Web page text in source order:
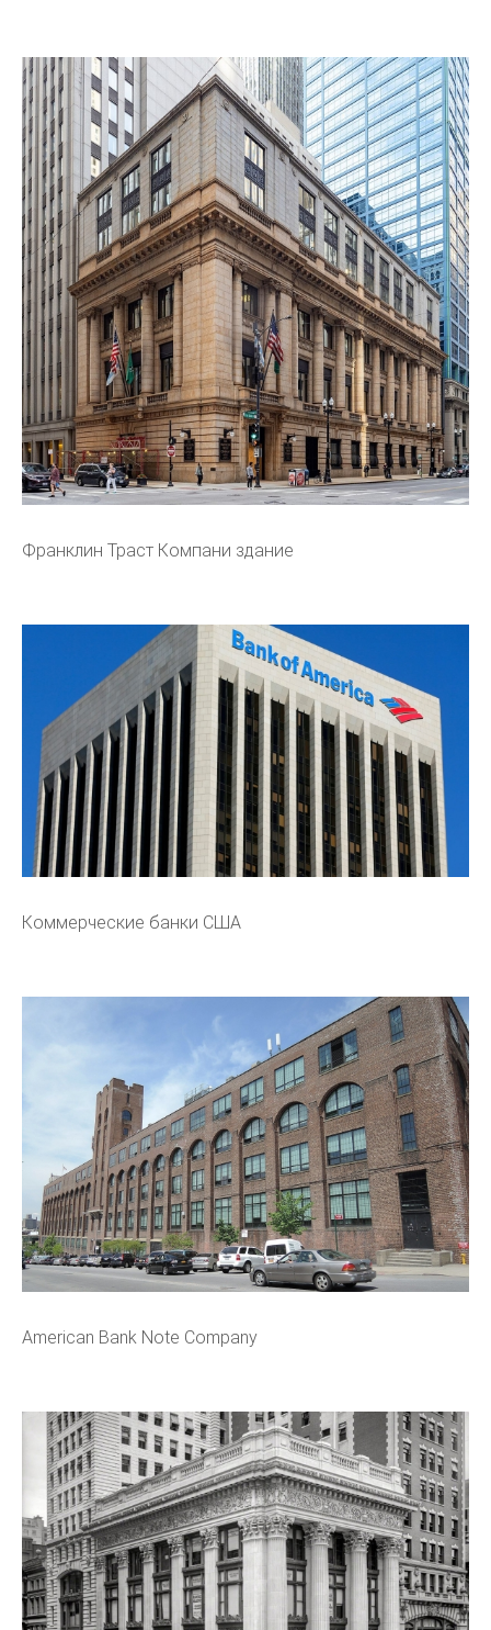
Франклин Траст Компани здание
Коммерческие банки США
American Bank Note Company